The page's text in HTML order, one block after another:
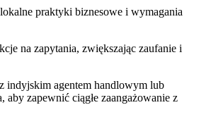
praktyki biznesowe i wymagania
na zapytania, zwiększając zaufanie i
indyjskim agentem handlowym lub
aby zapewnić ciągłe zaangażowanie z